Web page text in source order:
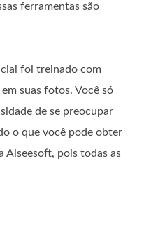
ferramentas são
foi treinado com
suas fotos. Você só
de se preocupar
o que você pode obter
Aiseesoft, pois todas as